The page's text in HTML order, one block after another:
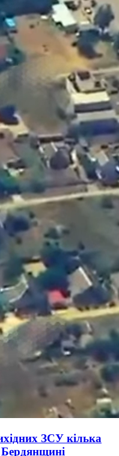
ЗСУ кілька
Бердянщині